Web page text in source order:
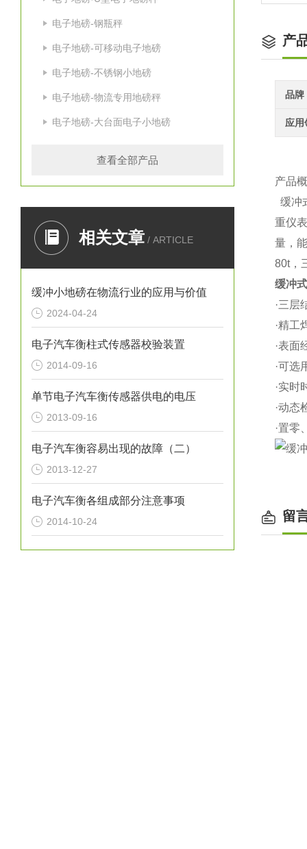
电子地磅-钢瓶秤
电子地磅-可移动电子地磅
电子地磅-不锈钢小地磅
电子地磅-物流专用地磅秤
电子地磅-大台面电子小地磅
查看全部产品
相关文章 / ARTICLE
缓冲小地磅在物流行业的应用与价值
2024-04-24
电子汽车衡柱式传感器校验装置
2014-09-16
单节电子汽车衡传感器供电的电压
2013-09-16
电子汽车衡容易出现的故障（二）
2013-12-27
电子汽车衡各组成部分注意事项
2014-10-24
产
品牌
应用
产品
缓冲
重仪
量，
80t，
缓冲式
·三层
·精工
·表面
·可选
·实时
·动态
·置零
留